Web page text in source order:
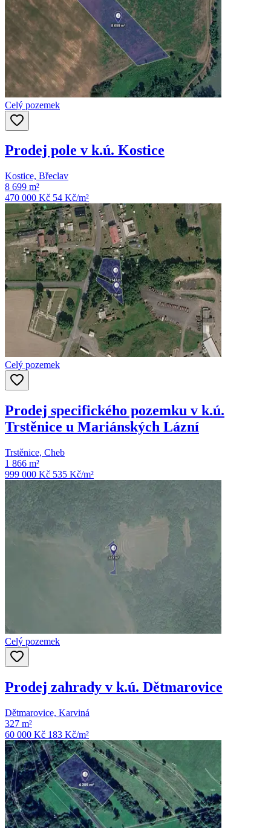
Celý pozemek
Prodej pole v k.ú. Kostice
Kostice, Břeclav
8 699 m²
470 000 Kč 54 Kč/m²
Celý pozemek
Prodej specifického pozemku v k.ú.
Trstěnice u Mariánských Lázní
Trstěnice, Cheb
1 866 m²
999 000 Kč 535 Kč/m²
Celý pozemek
Prodej zahrady v k.ú. Dětmarovice
Dětmarovice, Karviná
327 m²
60 000 Kč 183 Kč/m²